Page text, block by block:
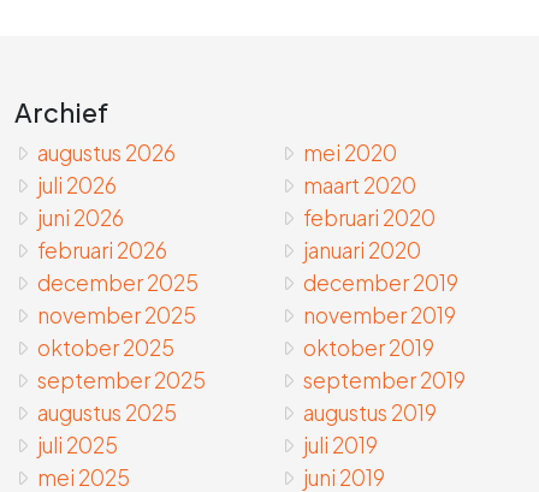
Archief
augustus 2026
juli 2026
juni 2026
februari 2026
december 2025
november 2025
oktober 2025
september 2025
augustus 2025
juli 2025
mei 2025
mei 2020
maart 2020
februari 2020
januari 2020
december 2019
november 2019
oktober 2019
september 2019
augustus 2019
juli 2019
juni 2019